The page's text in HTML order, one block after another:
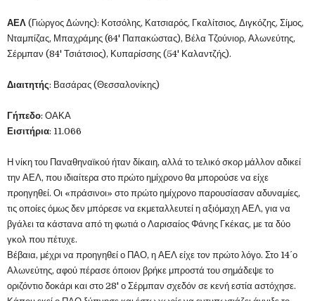
ΑΕΛ (Γιώργος Δώνης): Κοτσόλης, Κατσιαρός, Γκαλίτσιος, Διγκόζης, Σίμος,
Νταμπίζας, Μπαχράμης (64' Παπακώστας), Βέλα Τζούνιορ, Αλωνεύτης,
Σέρμπαν (84' Τσιάτσιος), Κυπαρίσσης (54' Καλαντζής).
Διαιτητής: Βασάρας (Θεσσαλονίκης)
Γήπεδο: ΟΑΚΑ
Εισιτήρια: 11.066
Η νίκη του Παναθηναϊκού ήταν δίκαιη, αλλά το τελικό σκορ μάλλον αδικεί
την ΑΕΛ, που ιδιαίτερα στο πρώτο ημίχρονο θα μπορούσε να είχε
προηγηθεί. Οι «πράσινοι» στο πρώτο ημίχρονο παρουσίασαν αδυναμίες,
τις οποίες όμως δεν μπόρεσε να εκμεταλλευτεί η αξιόμαχη ΑΕΛ, για να
βγάλει τα κάστανα από τη φωτιά ο Λαρισαίος Φάνης Γκέκας, με τα δύο
γκολ που πέτυχε.
Βέβαια, μέχρι να προηγηθεί ο ΠΑΟ, η ΑΕΛ είχε τον πρώτο λόγο. Στο 14΄ο
Αλωνεύτης, αφού πέρασε όποιον βρήκε μπροστά του σημάδεψε το
οριζόντιο δοκάρι και στο 28' ο Σέρμπαν σχεδόν σε κενή εστία αστόχησε.